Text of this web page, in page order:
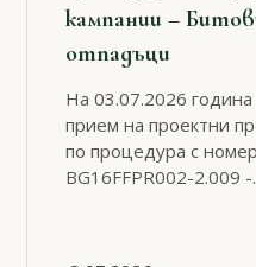
кампании –
отпадъци
На 03.07.2026 година
прием на проектни
по процедура с номер
BG16FFPR002-2.009 -